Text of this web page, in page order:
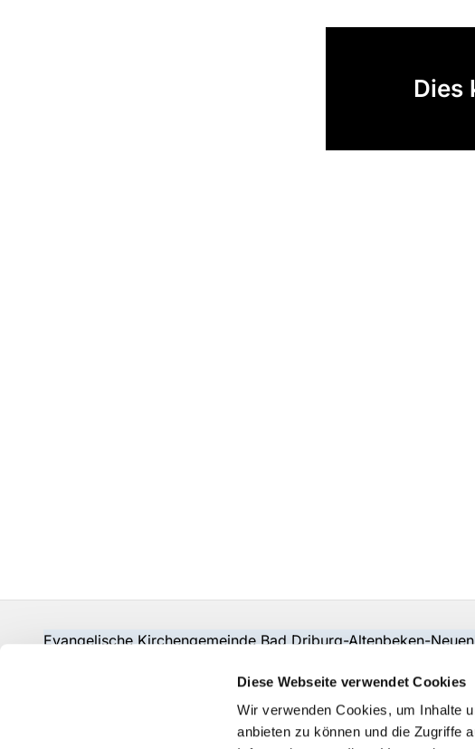
Diese Webseite verwendet Cookies
Wir verwenden Cookies, um Inhalte
anbieten zu können und die Zugriffe
Dies
Evangelische Kirchengemeinde Bad Driburg-Altenbeken-